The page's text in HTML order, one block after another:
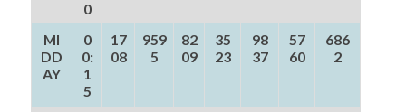
0
MI
DD
AY
0
0:
1
5
17
08
959
5
82
09
35
23
98
37
57
60
686
2